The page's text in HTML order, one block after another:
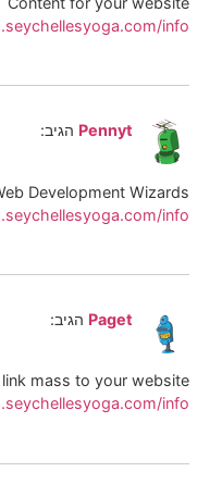
info
Pennyt הגיב:
Development Wizards
info
Paget הגיב:
mass to your website
info